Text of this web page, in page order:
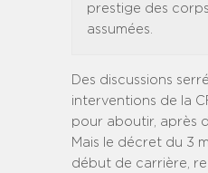
prestige des
assumées.
Des discussions
interventions de la
pour aboutir, après
Mais le décret du 3
début de carrière,